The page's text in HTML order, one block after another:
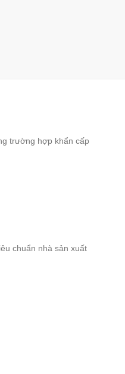
trường hợp khẩn cấp
chuẩn nhà sản xuất